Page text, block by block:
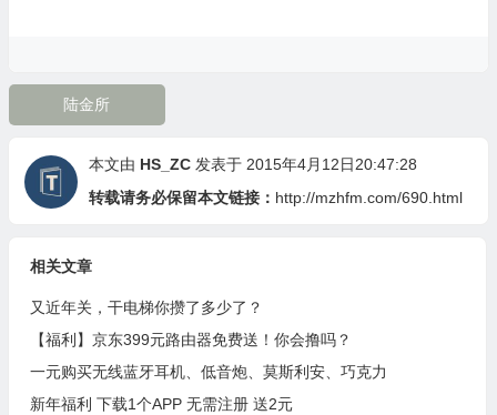
陆金所
本文由 HS_ZC发表于 2015年4月12日20:47:28
转载请务必保留本文链接： http://mzhfm.com/690.html
相关文章
又近年关，干电梯你攒了多少了？
【福利】京东399元路由器免费送！你会撸吗？
一元购买无线蓝牙耳机、低音炮、莫斯利安、巧克力
新年福利 下载1个APP 无需注册 送2元